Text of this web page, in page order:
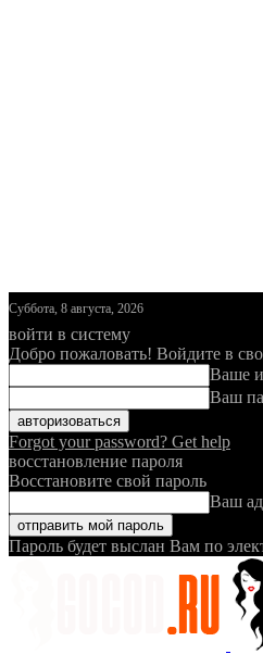
Суббота, 8 августа, 2026
войти в систему
Добро пожаловать! Войдите в
Ваше
Ваш
Forgot your password? Get help
восстановление пароля
Восстановите свой пароль
Ваш
Пароль будет выслан Вам по